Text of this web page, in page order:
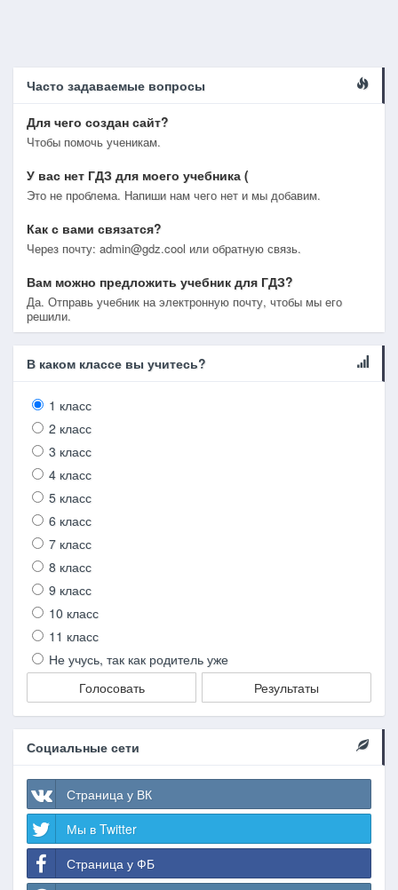
Часто задаваемые вопросы
Для чего создан сайт?
Чтобы помочь ученикам.
У вас нет ГДЗ для моего учебника (
Это не проблема. Напиши нам чего нет и мы добавим.
Как с вами связатся?
Через почту: admin@gdz.cool или обратную связь.
Вам можно предложить учебник для ГДЗ?
Да. Отправь учебник на электронную почту, чтобы мы его
решили.
В каком классе вы учитесь?
1 класс
2 класс
3 класс
4 класс
5 класс
6 класс
7 класс
8 класс
9 класс
10 класс
11 класс
Не учусь, так как родитель уже
Голосовать
Результаты
Социальные сети
Страница у ВК
Мы в Twitter
Страница у ФБ